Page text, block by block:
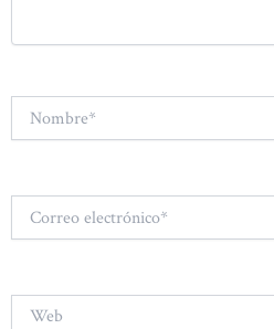
electrónico*
Web